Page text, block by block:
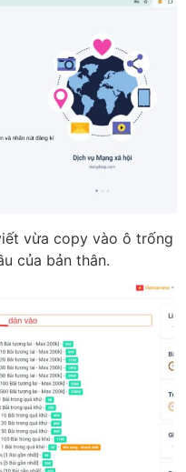
vừa copy vào ô trống
của bản thân.